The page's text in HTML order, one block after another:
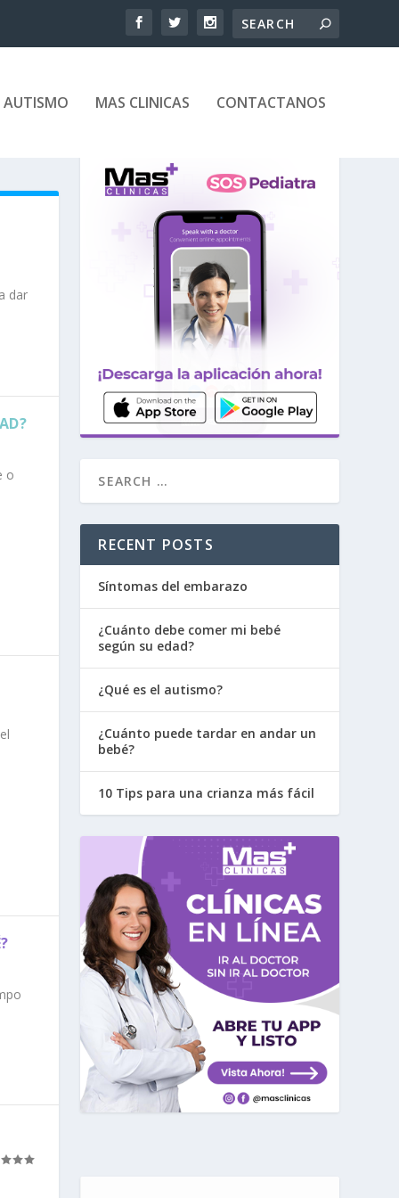
MAS CLINICAS CONTACTANOS
dar
o
RECENT POSTS
Síntomas del embarazo
¿Cuánto debe comer mi bebé
según su edad?
¿Qué es el autismo?
¿Cuánto puede tardar en andar un
bebé?
10 Tips para una crianza más fácil